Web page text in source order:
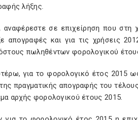
λήξης.
αναφέρεστε σε επιχείρηση που στη
απογραφές και για τις χρήσεις
πωληθέντων φορολογικού
για το φορολογικό έτος 2015
πραγματικής απογραφής του
αρχής φορολογικού έτους 2015.